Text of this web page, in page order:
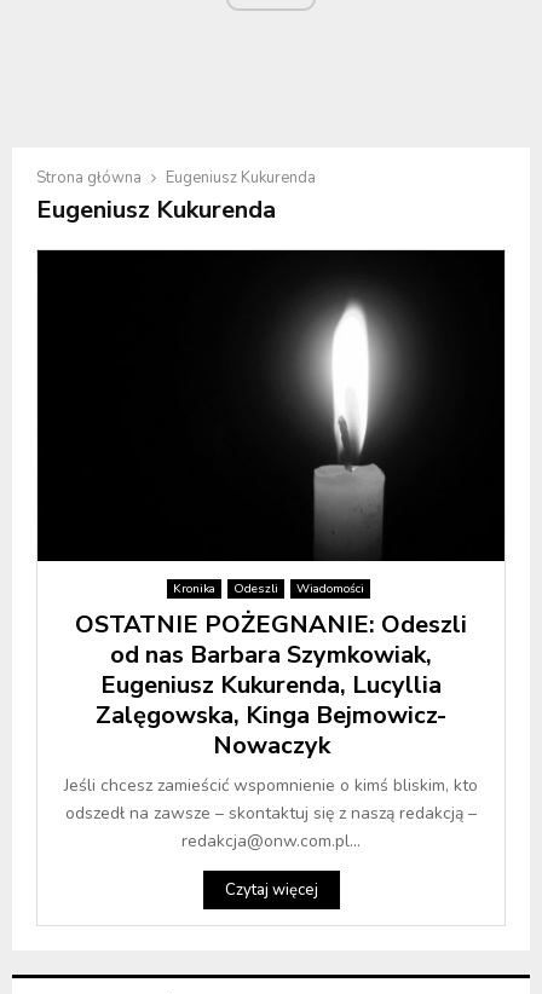
Strona główna Eugeniusz Kukurenda
Eugeniusz Kukurenda
Kronika Odeszli Wiadomości
OSTATNIE POŻEGNANIE: Odeszli
od nas Barbara Szymkowiak,
Eugeniusz Kukurenda, Lucyllia
Zalęgowska, Kinga Bejmowicz-
Nowaczyk
Jeśli chcesz zamieścić wspomnienie o kimś bliskim, kto
odszedł na zawsze – skontaktuj się z naszą redakcją –
redakcja@onw.com.pl...
Czytaj więcej